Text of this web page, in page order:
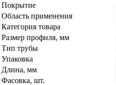
Покрытие
Область применения
Категория товара
Размер профиля, мм
Тип трубы
Упаковка
Длина, мм
Фасовка, шт.